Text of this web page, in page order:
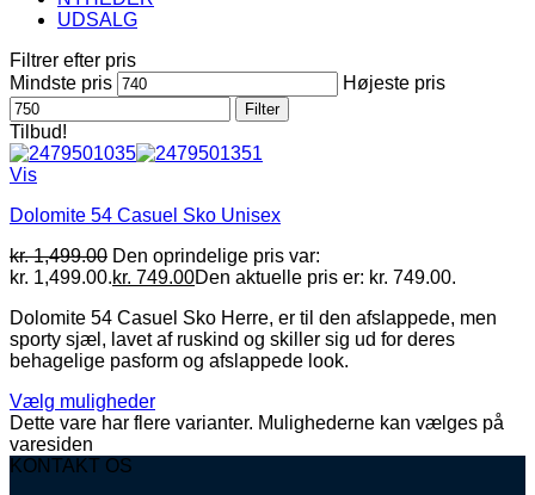
UDSALG
Filtrer efter pris
Mindste pris
Højeste pris
Filter
Tilbud!
Vis
Dolomite 54 Casuel Sko Unisex
kr.1,499.00 Den oprindelige pris var:
kr. 1,499.00.kr. 749.00Den aktuelle pris er: kr. 749.00.
Dolomite 54 Casuel Sko Herre, er til den afslappede, men
sporty sjæl, lavet af ruskind og skiller sig ud for deres
behagelige pasform og afslappede look.
Vælg muligheder
Dette vare har flere varianter. Mulighederne kan vælges på
varesiden
KONTAKT OS